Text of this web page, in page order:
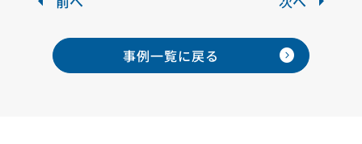
事例一覧に戻る expand_circle_right